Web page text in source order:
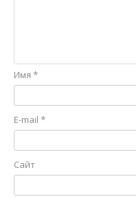
Имя *
E-mail *
Сайт